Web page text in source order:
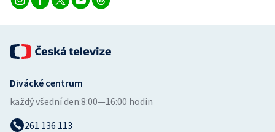
Divácké centrum
každý všední den:8:00—16:00 hodin
261 136 113